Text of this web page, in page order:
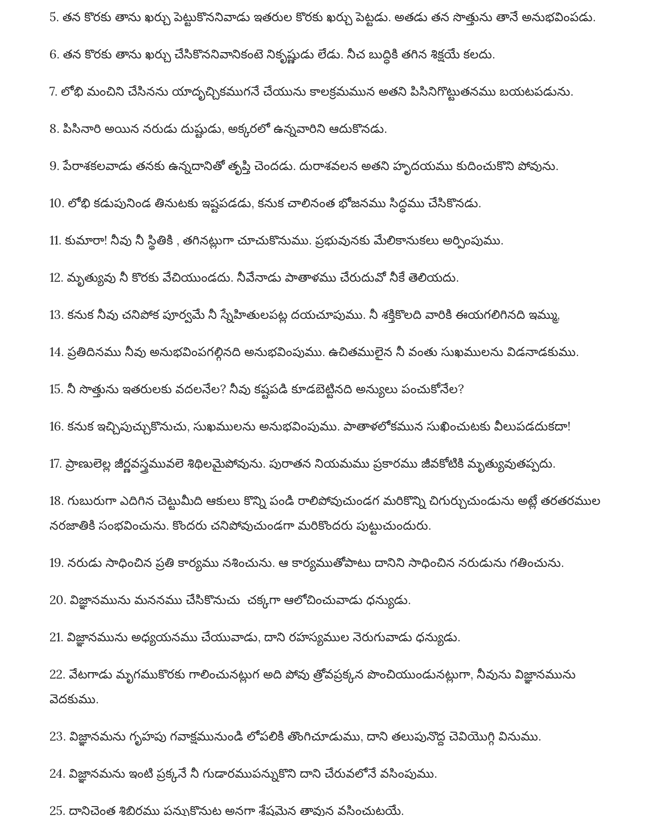
5. తన కొరకు తాను ఖర్చు పెట్టుకొననివాడు ఇతరుల కొరకు ఖర్చు పెట్టడు. అతడు తన సొత్తును తానే అనుభవింపడు.
6. తన కొరకు తాను ఖర్చు చేసికొననివానికంటె నికృష్ణుడు లేడు. నీచ బుద్ధికి తగిన శిక్షయే కలదు.
7. లోభి మంచిని చేసినను యాదృచ్చికముగనే చేయును కాలక్రమమున అతని పిసినిగొట్టుతనము బయటపడును.
8. పిసినారి అయిన నరుడు దుష్టుడు, అక్కరలో ఉన్నవారిని ఆదుకొనడు.
9. పేరాశకలవాడు తనకు ఉన్నదానితో తృప్తి చెందడు. దురాశవలన అతని హృదయము కుదించుకొని పోవును.
10. లోభి కడుపునిండ తినుటకు ఇష్టపడడు, కనుక చాలినంత భోజనము సిద్ధము చేసికొనడు.
11. కుమారా! నీవు నీ స్థితికి , తగినట్లుగా చూచుకొనుము. ప్రభువునకు మేలికానుకలు అర్పింపుము.
12. మృత్యువు నీ కొరకు వేచియుండదు. నీవేనాడు పాతాళము చేరుదువో నీకే తెలియదు.
13. కనుక నీవు చనిపోక పూర్వమే నీ స్నేహితులపట్ల దయచూపుము. నీ శక్తికొలది వారికి ఈయగలిగినది ఇమ్ము,
14. ప్రతిదినము నీవు అనుభవింపగల్గినది అనుభవింపుము. ఉచితములైన నీ వంతు సుఖములను విడనాడకుము.
15. నీ సొత్తును ఇతరులకు వదలనేల? నీవు కష్టపడి కూడబెట్టినది అన్యులు పంచుకోనేల?
16. కనుక ఇచ్చిపుచ్చుకొనుచు, సుఖములను అనుభవింపుము. పాతాళలోకమున సుఖించుటకు వీలుపడదుకదా!
17. ప్రాణులెల్ల జీర్ణవస్త్రమువలె శిథిలమైపోవును. పురాతన నియమము ప్రకారము జీవకోటికి మృత్యువుతప్పదు.
18. గుబురుగా ఎదిగిన చెట్టుమీది ఆకులు కొన్ని పండి రాలిపోవుచుండగ మరికొన్ని చిగుర్చుచుండును అట్లే తరతరముల
నరజాతికి సంభవించును. కొందరు చనిపోవుచుండగా మరికొందరు పుట్టుచుందురు.
19. నరుడు సాధించిన ప్రతి కార్యము నశించును. ఆ కార్యముతోపాటు దానిని సాధించిన నరుడును గతించును.
20. విజ్ఞానమును మననము చేసికొనుచు చక్కగా ఆలోచించువాడు ధన్యుడు.
21. విజ్ఞానమును అధ్యయనము చేయువాడు, దాని రహస్యముల నెరుగువాడు ధన్యుడు.
22. వేటగాడు మృగముకొరకు గాలించునట్లుగ అది పోవు త్రోవప్రక్కన పొంచియుండునట్లుగా, నీవును విజ్ఞానమును
వెదకుము.
23. విజ్ఞానమను గృహపు గవాక్షమునుండి లోపలికి తొంగిచూడుము, దాని తలుపునొద్ద చెవియొగ్గి వినుము.
24. విజ్ఞానమను ఇంటి ప్రక్కనే నీ గుడారముపన్నుకొని దాని చేరువలోనే వసింపుము.
25. దానిచెంత శిబిరము పన్నుకొనుట అనగా శ్రేష్ఠమైన తావున వసించుటయే.